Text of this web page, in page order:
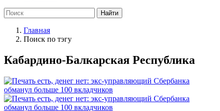
Главная
Поиск по тэгу
Кабардино-Балкарская Республика